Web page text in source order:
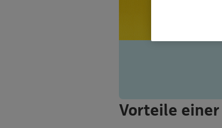
Vorteile